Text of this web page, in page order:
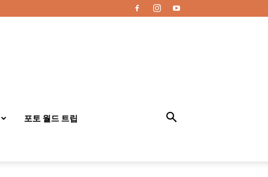
포토 월드 트립